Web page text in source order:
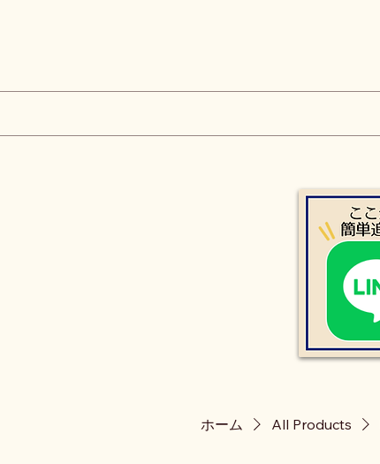
ホーム All Products